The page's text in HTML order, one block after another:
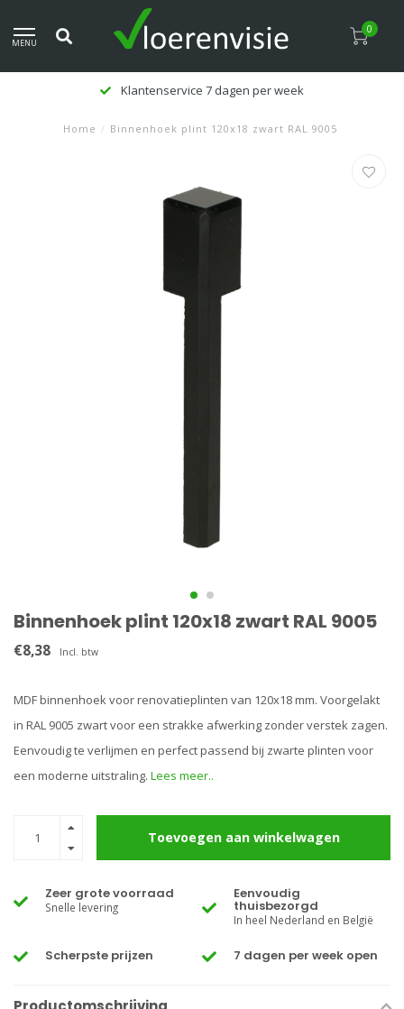
MENU
0
Klantenservice 7 dagen per week
Home / Binnenhoek plint 120x18 zwart RAL 9005
Binnenhoek plint 120x18 zwart RAL 9005
€8,38 Incl. btw
MDF binnenhoek voor renovatieplinten van 120x18 mm. Voorgelakt
in RAL 9005 zwart voor een strakke afwerking zonder verstek zagen.
Eenvoudig te verlijmen en perfect passend bij zwarte plinten voor
een moderne uitstraling. Lees meer..
Toevoegen aan winkelwagen
Zeer grote voorraad
Snelle levering
Eenvoudig
thuisbezorgd
In heel Nederland en België
Scherpste prijzen 7 dagen per week open